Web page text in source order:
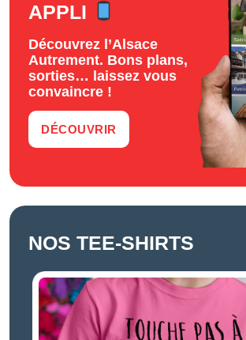
APPLI
Découvrez l’Alsace
Autrement. Bons plans,
sorties… laissez vous
convaincre !
DÉCOUVRIR
NOS TEE-SHIRTS